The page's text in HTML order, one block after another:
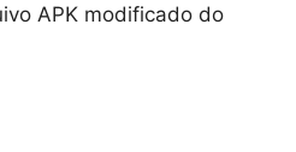
APK modificado do